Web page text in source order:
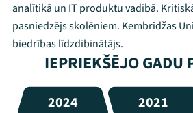
analītikā un IT produktu vadībā.
pasniedzējs skolēniem. Kembridžas
biedrības līdzdibinātājs.
IEPRIEKŠĒJO GADU
2024 2021